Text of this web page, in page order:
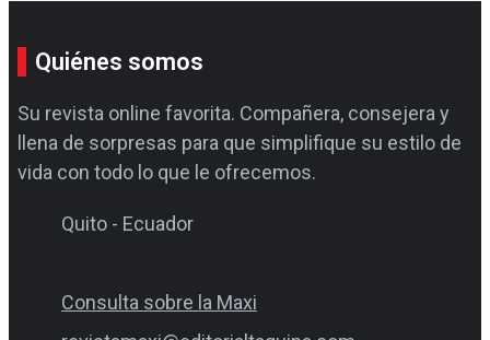
Quiénes somos
Su revista online favorita. Compañera, consejera y
llena de sorpresas para que simplifique su estilo de
vida con todo lo que le ofrecemos.
Quito - Ecuador
Consulta sobre la Maxi